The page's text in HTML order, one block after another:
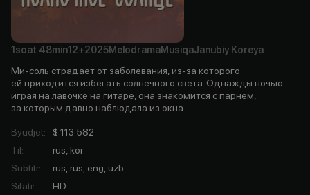
1soat 48min12+2025MelodramaMusiqaJanubiy Koreya
Ми-соль страдает от заболевания, из-за которого
ей приходится избегать солнечного света. Однажды ночью
играя на лавочке на гитаре, она знакомится с парнем,
за которым давно наблюдала из окна.
Byudjet:
$ 113 582
Til:
rus, kor
Subtitr:
rus, rus, eng, uzb
Sifati: HD